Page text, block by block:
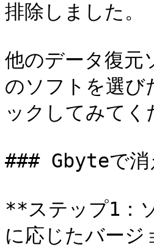
排除しました。
他のデータ復元
のソフトを選び
ックしてみてく
### Gbyteで消
**ステップ1：
に応じたバー